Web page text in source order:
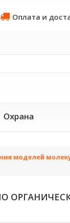
Оплата и
Охрана
моделей